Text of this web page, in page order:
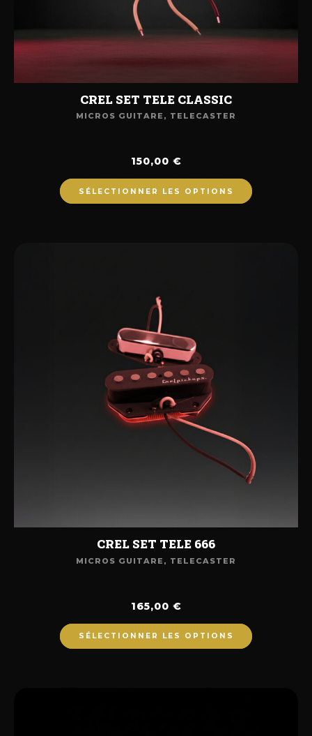
CREL SET TELE CLASSIC
MICROS GUITARE , TELECASTER
150,00 €
SÉLECTIONNER LES OPTIONS
CREL SET TELE 666
MICROS GUITARE , TELECASTER
165,00 €
SÉLECTIONNER LES OPTIONS